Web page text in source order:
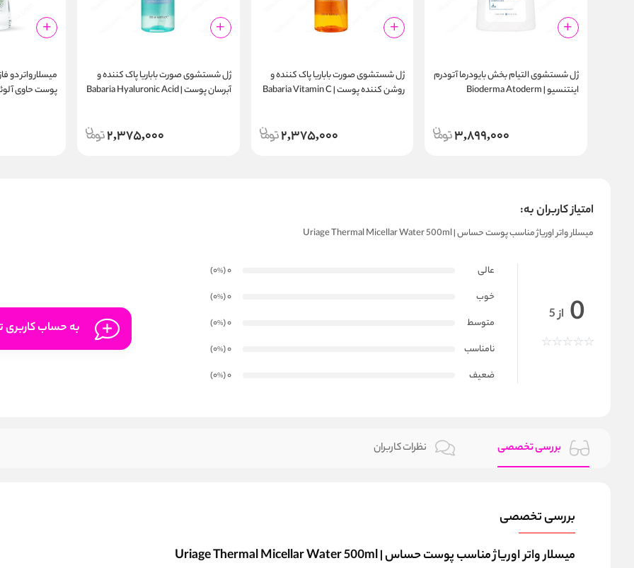
ژل شستشوی التیام‌ بخش بایودرما آتودرم
اینتنسیو | Bioderma Atoderm
3,899,000
ژل شستشوی صورت باباریا پاک‌ کننده و
روشن‌ کننده پوست | Babaria Vitamin C
2,375,000
ژل شستشوی صورت باباریا پاک‌ کننده و
آبرسان پوست | Babaria Hyaluronic Acid
2,375,000
میسلار واتر دو
امتیاز کاربران به:
میسلار واتر اوریاژ مناسب پوست حساس | Uriage Thermal Micellar Water 500ml
0 از 5
عالی 0
(0
%
)
خوب
0
(0
%
)
متوسط
0
(0
%
)
نامناسب
0
(0
%
)
ضعیف
0
(0
%
)
به حساب کاربری
بررسی تخصصی نظرات کاربران
بررسی تخصصی
میسلار واتر اوریاژ مناسب پوست حساس | Uriage Thermal Micellar Water 500ml